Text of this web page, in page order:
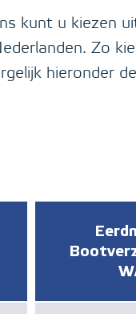
kunt u kiezen
Zo
hieronder